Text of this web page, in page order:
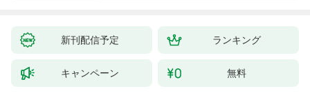
新刊配信予定 ランキング
キャンペーン 無料